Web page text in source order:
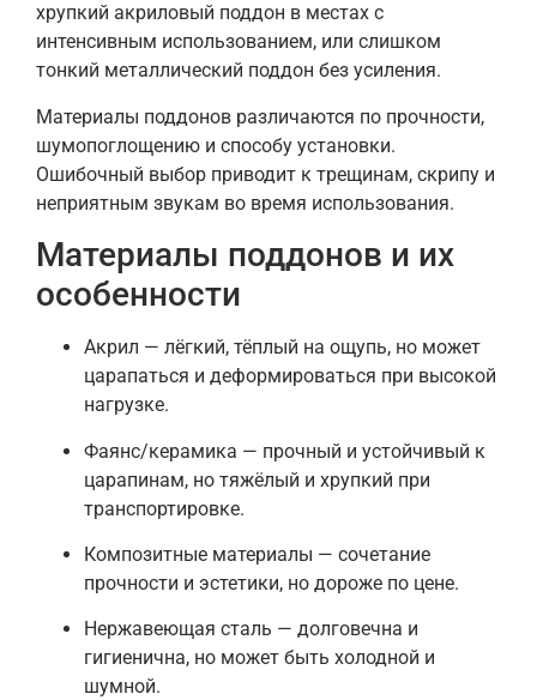
хрупкий акриловый поддон в местах с
интенсивным использованием, или слишком
тонкий металлический поддон без усиления.
Материалы поддонов различаются по прочности,
шумопоглощению и способу установки.
Ошибочный выбор приводит к трещинам, скрипу и
неприятным звукам во время использования.
Материалы поддонов и их
особенности
Акрил — лёгкий, тёплый на ощупь, но может
царапаться и деформироваться при высокой
нагрузке.
Фаянс/керамика — прочный и устойчивый к
царапинам, но тяжёлый и хрупкий при
транспортировке.
Композитные материалы — сочетание
прочности и эстетики, но дороже по цене.
Нержавеющая сталь — долговечна и
гигиенична, но может быть холодной и
шумной.